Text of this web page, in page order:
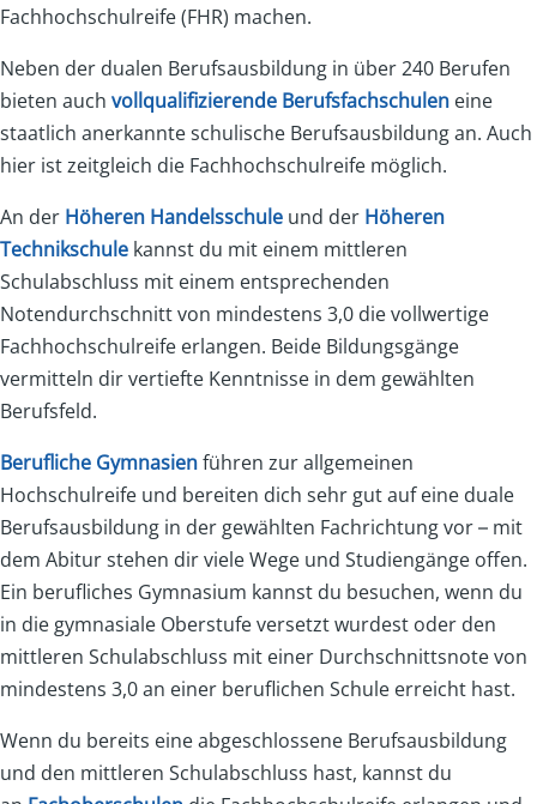
Fachhochschulreife (FHR) machen.
Neben der dualen Berufsausbildung in über 240 Berufen
bieten auch vollqualifizierende Berufsfachschulen eine
staatlich anerkannte schulische Berufsausbildung an. Auch
hier ist zeitgleich die Fachhochschulreife möglich.
An der Höheren Handelsschule und der Höheren
Technikschule kannst du mit einem mittleren
Schulabschluss mit einem entsprechenden
Notendurchschnitt von mindestens 3,0 die vollwertige
Fachhochschulreife erlangen. Beide Bildungsgänge
vermitteln dir vertiefte Kenntnisse in dem gewählten
Berufsfeld.
Berufliche Gymnasienführen zur allgemeinen
Hochschulreife und bereiten dich sehr gut auf eine duale
Berufsausbildung in der gewählten Fachrichtung vor – mit
dem Abitur stehen dir viele Wege und Studiengänge offen.
Ein berufliches Gymnasium kannst du besuchen, wenn du
in die gymnasiale Oberstufe versetzt wurdest oder den
mittleren Schulabschluss mit einer Durchschnittsnote von
mindestens 3,0 an einer beruflichen Schule erreicht hast.
Wenn du bereits eine abgeschlossene Berufsausbildung
und den mittleren Schulabschluss hast, kannst du